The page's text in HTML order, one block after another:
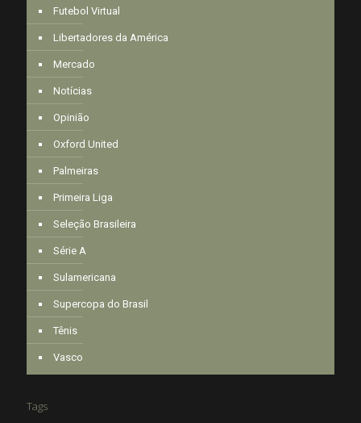
Futebol Virtual
Libertadores da América
Mercado
Notícias
Opinião
Oxford United
Palmeiras
Primeira Liga
Seleção Brasileira
Série A
Sulamericana
Supercopa do Brasil
Tênis
Vasco
Tags